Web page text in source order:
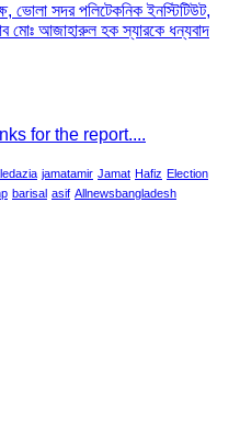
ভোলা সদর পলিটেকনিক ইনস্টিটিউট,
মোঃ আজাহারুল হক স্যারকে ধন্যবাদ
for the report....
jamatamir Jamat Hafiz Election
barisal asif Allnewsbangladesh